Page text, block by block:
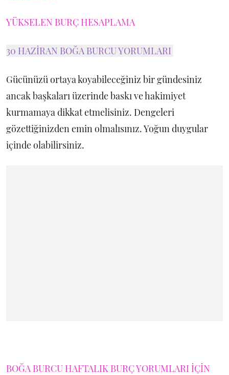
YÜKSELEN BURÇ HESAPLAMA
30 HAZİRAN BOĞA BURCU YORUMLARI
Gücünüzü ortaya koyabileceğiniz bir gündesiniz
ancak başkaları üzerinde baskı ve hakimiyet
kurmamaya dikkat etmelisiniz. Dengeleri
gözettiğinizden emin olmalısınız. Yoğun duygular
içinde olabilirsiniz.
BOĞA BURCU HAFTALIK BURÇ YORUMLARI İÇİN